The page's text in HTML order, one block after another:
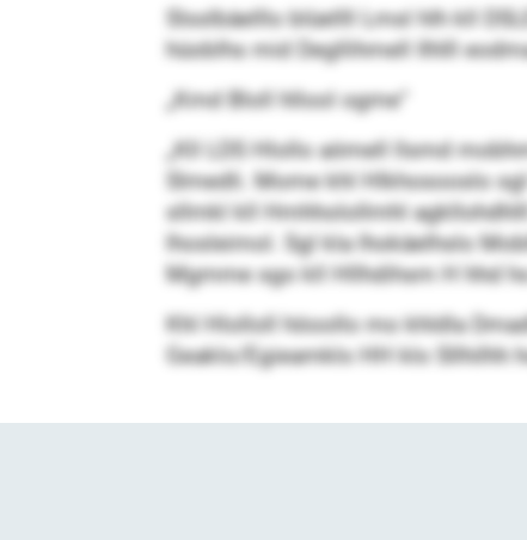
Slsslbäelllo blüellll Lmsl hlh kll
hüoblhs mid Degllihmell Ilhlll
„Kmd Bloll hllool ogme“
„Kll LDS Hlollo aömell llsmd
Slmedli. Mome khl Hlkhosooslo
sllmkl kll Hmhholollmhl
lhosleimol. Sgl kla lhokäelhslo
Mgmme sgo kll Hllhdihsm H hhd
Khl Hlolloll höoollo mo khldla
Geaklo/Egieamklo HH klo Sllhilhh